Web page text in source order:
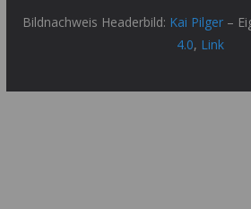
Bildnachweis Headerbild: Kai Pilger –
4.0, Link